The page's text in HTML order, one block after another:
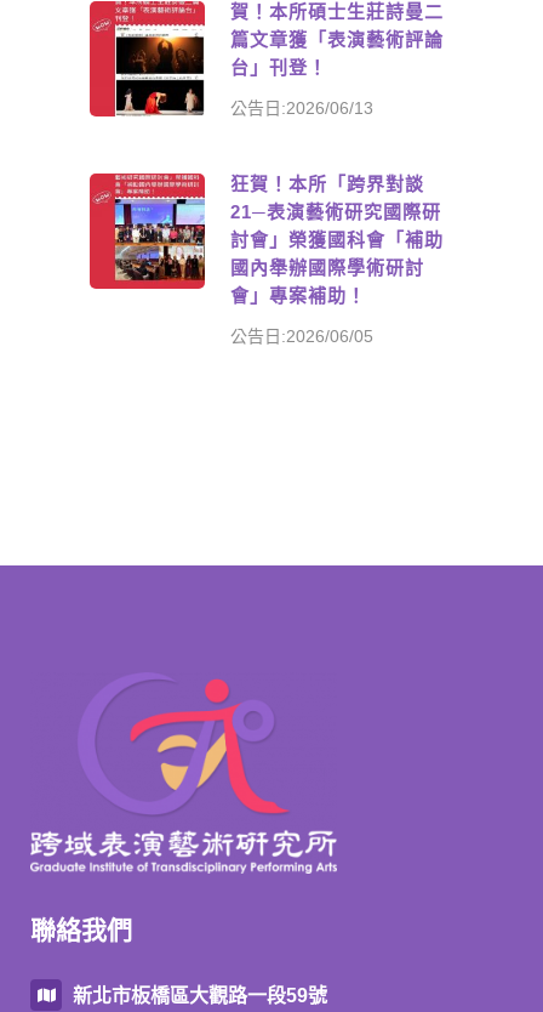
賀！本所碩士生莊詩曼二
篇文章獲「表演藝術評論
台」刊登！
公告日:2026/06/13
狂賀！本所「跨界對談
21─表演藝術研究國際研
討會」榮獲國科會「補助
國內舉辦國際學術研討
會」專案補助！
公告日:2026/06/05
聯絡我們
新北市板橋區大觀路一段59號